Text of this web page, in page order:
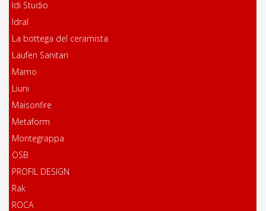
Idi Studio
Idral
La bottega del ceramista
Laufen Sanitari
Mamo
Liuni
Maisonfire
Metaform
Montegrappa
OSB
PROFIL DESIGN
Rak
ROCA